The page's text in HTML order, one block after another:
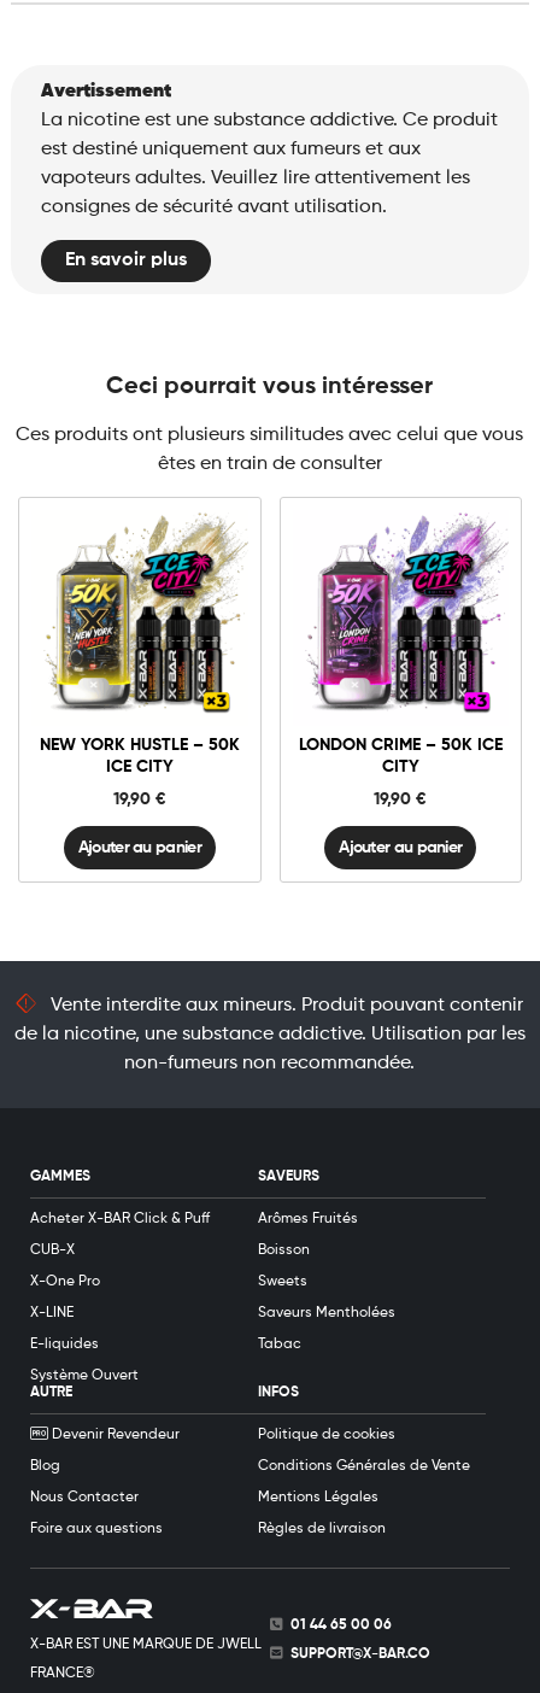
Avertissement
La nicotine est une substance addictive. Ce produit
est destiné uniquement aux fumeurs et aux
vapoteurs adultes. Veuillez lire attentivement les
consignes de sécurité avant utilisation.
En savoir plus
Ceci pourrait vous intéresser
Ces produits ont plusieurs similitudes avec celui que vous
êtes en train de consulter
NEW YORK HUSTLE – 50K
ICE CITY
19,90 €
10mg 20mg
New
York
Hustle
50K
Ice
City
quantité
Ajouter au panier
LONDON CRIME – 50K ICE
CITY
19,90€
10mg 20mg
London
Crime
-
Ice
City
quantité
Ajouter au panier
Vente interdite aux mineurs. Produit pouvant contenir
de la nicotine, une substance addictive. Utilisation par les
non-fumeurs non recommandée.
X-BAR EST UNE MARQUE DE JWELL
FRANCE®
01 44 65 00 06
SUPPORT@X-BAR.CO
GAMMES
Acheter X-BAR Click & Puff
CUB-X
X-One Pro
X-LINE
E-liquides
Système Ouvert
SAVEURS
Arômes Fruités
Boisson
Sweets
Saveurs Mentholées
Tabac
AUTRE
Devenir Revendeur
Blog
Nous Contacter
Foire aux questions
INFOS
Politique de cookies
Conditions Générales de Vente
Mentions Légales
Règles de livraison